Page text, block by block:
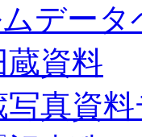
データ
蔵資料
写真資